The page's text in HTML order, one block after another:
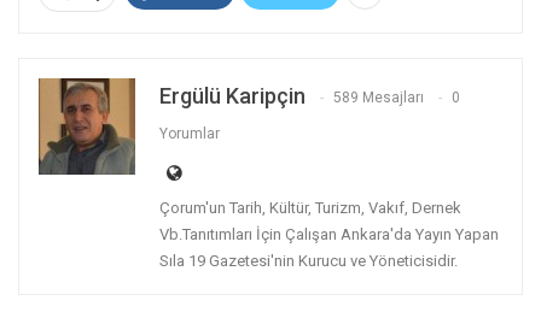
Ergülü Karipçin 589 Mesajları 0
Yorumlar
Çorum'un Tarih, Kültür, Turizm, Vakıf, Dernek
Vb.Tanıtımları İçin Çalışan Ankara'da Yayın Yapan
Sıla 19 Gazetesi'nin Kurucu ve Yöneticisidir.